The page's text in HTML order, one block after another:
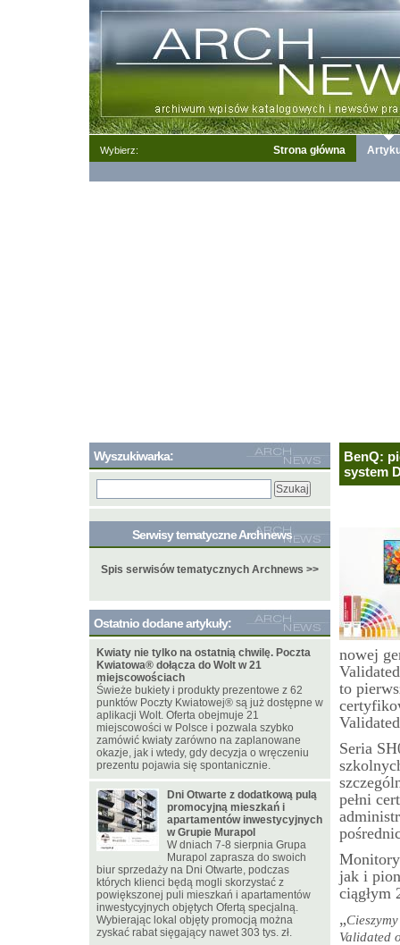
Wybierz: Strona główna
BenQ:
system
nowej
to
Seria
pełni
jak i
ciągłym
„
Validated
Wyszukiwarka:
Serwisy tematyczne Archnews
Spis serwisów tematycznych Archnews >>
Ostatnio dodane artykuły:
Kwiaty nie tylko na ostatnią chwilę. Poczta
Kwiatowa® dołącza do Wolt w 21
miejscowościach
Świeże bukiety i produkty prezentowe z 62
punktów Poczty Kwiatowej® są już dostępne w
aplikacji Wolt. Oferta obejmuje 21
miejscowości w Polsce i pozwala szybko
zamówić kwiaty zarówno na zaplanowane
okazje, jak i wtedy, gdy decyzja o wręczeniu
prezentu pojawia się spontanicznie.
Dni Otwarte z dodatkową pulą
promocyjną mieszkań i
apartamentów inwestycyjnych
w Grupie Murapol
W dniach 7-8 sierpnia Grupa
Murapol zaprasza do swoich
biur sprzedaży na Dni Otwarte, podczas
których klienci będą mogli skorzystać z
powiększonej puli mieszkań i apartamentów
inwestycyjnych objętych Ofertą specjalną.
Wybierając lokal objęty promocją można
zyskać rabat sięgający nawet 303 tys. zł.